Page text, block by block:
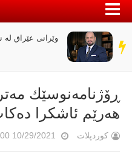
سەر
دێڕ
وێرانی عێراق لە
ڕۆژنامەنوسێك
هەرێم ئاشكرا
کوردپلات 10/29/2021 09:26:00 م